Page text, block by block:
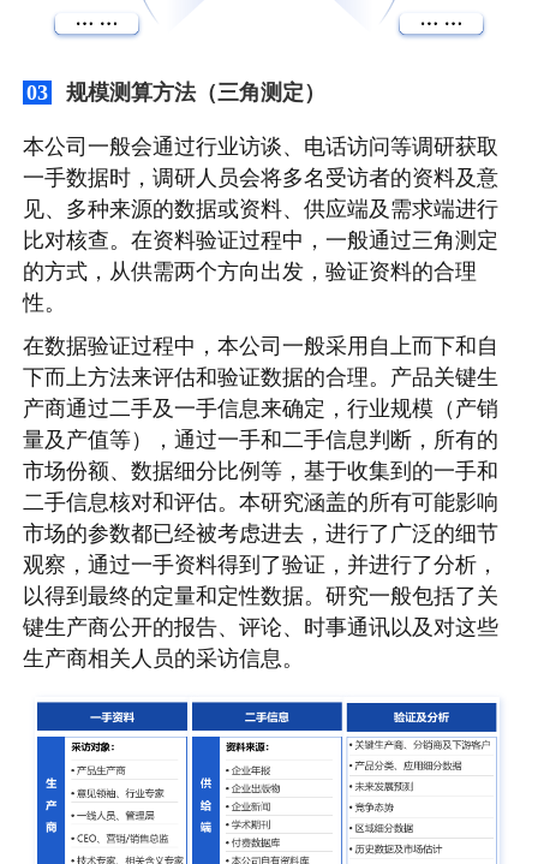
03 规模测算方法（三角测定）
本公司一般会通过行业访谈、电话访问等调研获取
一手数据时，调研人员会将多名受访者的资料及意
见、多种来源的数据或资料、供应端及需求端进行
比对核查。在资料验证过程中，一般通过三角测定
的方式，从供需两个方向出发，验证资料的合理
性。
在数据验证过程中，本公司一般采用自上而下和自
下而上方法来评估和验证数据的合理。产品关键生
产商通过二手及一手信息来确定，行业规模（产销
量及产值等），通过一手和二手信息判断，所有的
市场份额、数据细分比例等，基于收集到的一手和
二手信息核对和评估。本研究涵盖的所有可能影响
市场的参数都已经被考虑进去，进行了广泛的细节
观察，通过一手资料得到了验证，并进行了分析，
以得到最终的定量和定性数据。研究一般包括了关
键生产商公开的报告、评论、时事通讯以及对这些
生产商相关人员的采访信息。